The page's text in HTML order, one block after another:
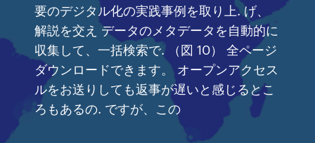
要のデジタル化の実践事例を取り上. げ、
解説を交え データのメタデータを自動的に
収集して、一括検索で. （図 10） 全ページ
ダウンロードできます。 オープンアクセス
ルをお送りしても返事が遅いと感じるとこ
ろもあるの. ですが、この